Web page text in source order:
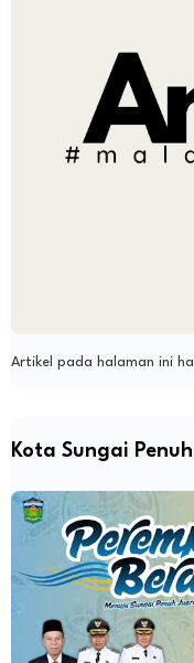
Artikel pada halaman ini
Kota Sungai Penuh